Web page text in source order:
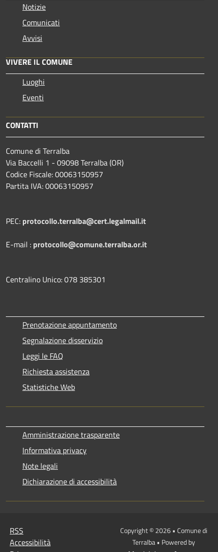
Notizie
Comunicati
Avvisi
VIVERE IL COMUNE
Luoghi
Eventi
CONTATTI
Comune di Terralba
Via Baccelli 1 - 09098 Terralba (OR)
Codice Fiscale: 00063150957
Partita IVA: 00063150957
PEC: protocollo.terralba@cert.legalmail.it
E-mail : protocollo@comune.terralba.or.it
Centralino Unico: 078 385301
Prenotazione appuntamento
Segnalazione disservizio
Leggi le FAQ
Richiesta assistenza
Statistiche Web
Amministrazione trasparente
Informativa privacy
Note legali
Dichiarazione di accessibilità
RSS
Accessibilità
Copyright © 2026 • Comune di
Terralba • Powered by